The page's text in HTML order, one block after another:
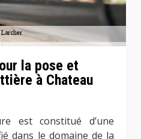
la pose et
à Chateau
est constitué d’une
dans le domaine de la